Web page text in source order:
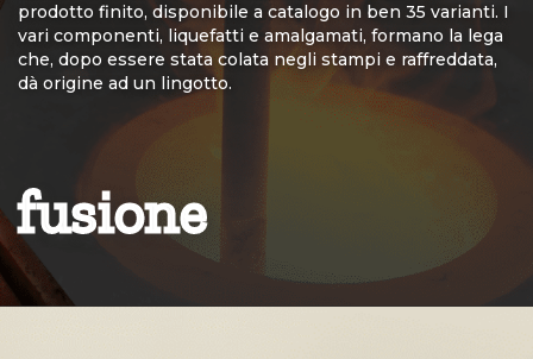
prodotto finito, disponibile a catalogo in ben 35 varianti. I
vari componenti, liquefatti e amalgamati, formano la lega
che, dopo essere stata colata negli stampi e raffreddata,
dà origine ad un lingotto.
fusione